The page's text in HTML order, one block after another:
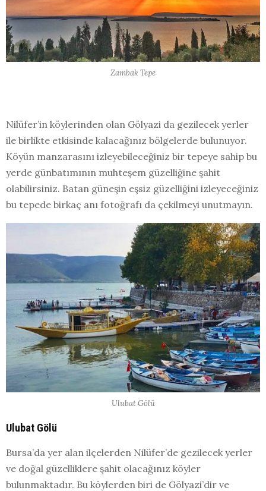
Zambak Tepe
Nilüfer’in köylerinden olan Gölyazi da gezilecek yerler
ile birlikte etkisinde kalacağınız bölgelerde bulunuyor.
Köyün manzarasını izleyebileceğiniz bir tepeye sahip bu
yerde günbatımının muhteşem güzelliğine şahit
olabilirsiniz. Batan güneşin eşsiz güzelliğini izleyeceğiniz
bu tepede birkaç anı fotoğrafı da çekilmeyi unutmayın.
Ulubat Gölü
Ulubat Gölü
Bursa’da yer alan ilçelerden Nilüfer’de gezilecek yerler
ve doğal güzelliklere şahit olacağınız köyler
bulunmaktadır. Bu köylerden biri de Gölyazi’dir ve